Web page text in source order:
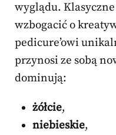
wyglądu.
wzbogacić o
pedicure’owi
przynosi ze sobą
dominują:
żółcie,
niebieskie,